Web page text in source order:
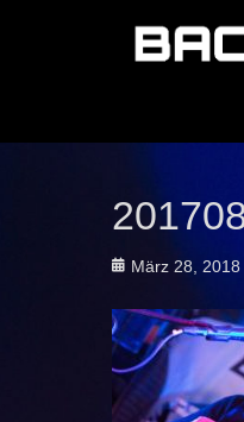
Posted
März 28, 2018